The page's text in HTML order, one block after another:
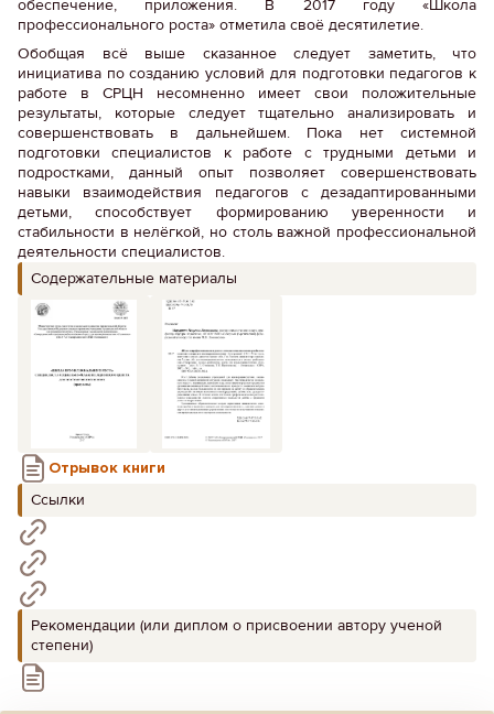
обеспечение, приложения. В 2017 году «Школа
профессионального роста» отметила своё десятилетие.
Обобщая всё выше сказанное следует заметить, что
инициатива по созданию условий для подготовки педагогов к
работе в СРЦН несомненно имеет свои положительные
результаты, которые следует тщательно анализировать и
совершенствовать в дальнейшем. Пока нет системной
подготовки специалистов к работе с трудными детьми и
подростками, данный опыт позволяет совершенствовать
навыки взаимодействия педагогов с дезадаптированными
детьми, способствует формированию уверенности и
стабильности в нелёгкой, но столь важной профессиональной
деятельности специалистов.
Содержательные материалы
Отрывок книги
Ссылки
Рекомендации (или диплом о присвоении автору ученой
степени)